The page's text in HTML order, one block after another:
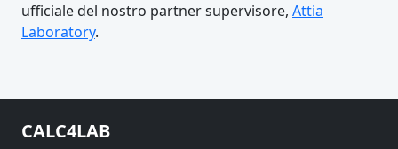
ufficiale del nostro partner supervisore, Attia
Laboratory.
CALC4LAB